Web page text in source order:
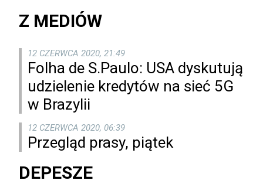
Z MEDIÓW
12 CZERWCA 2020, 21:49
Folha de S.Paulo: USA dyskutują
udzielenie kredytów na sieć 5G
w Brazylii
12 CZERWCA 2020, 06:39
Przegląd prasy, piątek
DEPESZE